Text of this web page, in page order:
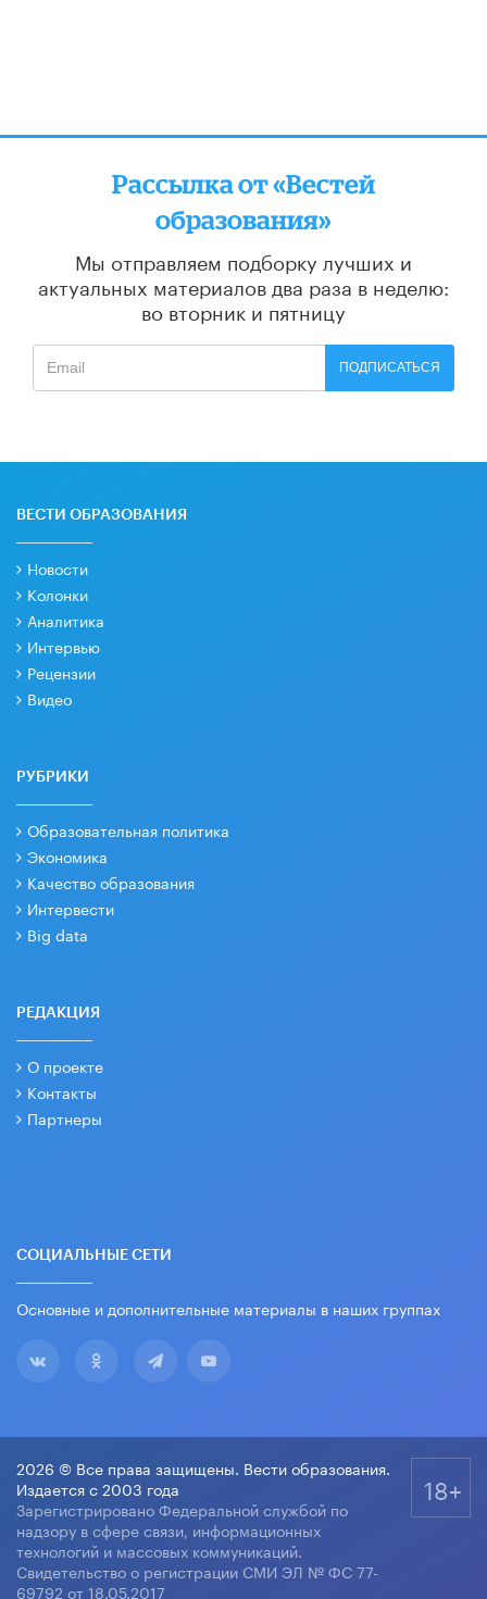
Рассылка от «Вестей
образования»
Мы отправляем подборку лучших и
актуальных материалов два раза в неделю:
во вторник и пятницу
ПОДПИСАТЬСЯ
ВЕСТИ ОБРАЗОВАНИЯ
Новости
Колонки
Аналитика
Интервью
Рецензии
Видео
РУБРИКИ
Образовательная политика
Экономика
Качество образования
Интервести
Big data
РЕДАКЦИЯ
О проекте
Контакты
Партнеры
СОЦИАЛЬНЫЕ СЕТИ
Основные и дополнительные материалы в наших группах
2026 © Все права защищены. Вести образования.
Издается с 2003 года
Зарегистрировано Федеральной службой по
надзору в сфере связи, информационных
технологий и массовых коммуникаций.
Свидетельство о регистрации СМИ ЭЛ № ФС 77-
69792 от 18.05.2017
18+